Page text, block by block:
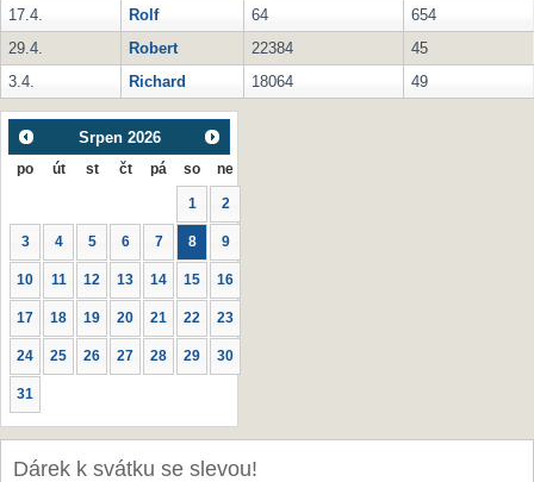
17.4.
Rolf 64
654
29.4.
Robert 22384
45
3.4.
Richard 18064 49
Srpen 2026
po út st čt pá so ne
1 2
3 4 5 6 7 8 9
10 11 12 13 14 15 16
17 18 19 20 21 22 23
24 25 26 27 28 29 30
31
Dárek k svátku se slevou!